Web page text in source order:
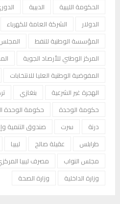
الحكومة الليبية
الدبيبة
الدولار
الشركة العامة للكهرباء
المؤسسة الوطنية للنفط
المركز الوطني للأرصاد الجوية
المفوضية الوطنية العليا للانتخابات
الهجرة غير الشرعية
بنغازي
حكومة الوحدة
حكومة الوحدة
درنة
سرت صندوق التنمية
طرابلس
عقيلة صالح ليبيا
مجلس النواب
مصرف ليبيا
وزارة الداخلية
وزارة الصحة